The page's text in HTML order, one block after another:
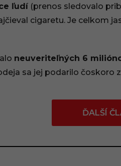
ľudí (prenos sledovalo
cigaretu. Je celkom
neuveriteľných 6
sa jej podarilo čoskoro
ĎALŠÍ